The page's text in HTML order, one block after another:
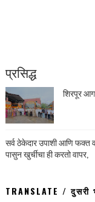
प्रसिद्ध
शिरपूर
सर्व ठेकेदार उपाशी आणि फक्त
पासुन खुर्चीचा ही करतो वापर,
TRANSLATE / दुसरी